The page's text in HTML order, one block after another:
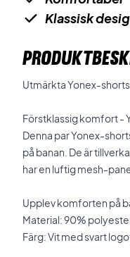
Klassisk
Utmärkta Yonex-
Förstklassig komfort -
Denna par Yonex-
på banan. De är
har en luftig mesh-
Upplev komforten på
Material: 90%
Färg: Vit med svart